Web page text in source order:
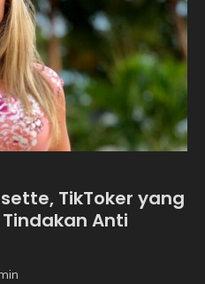
TikToker yang
Anti